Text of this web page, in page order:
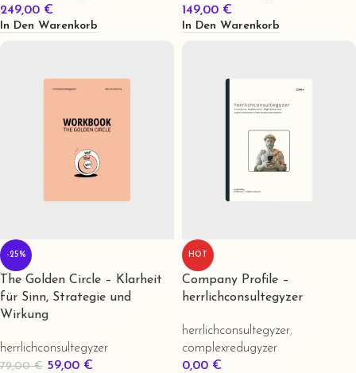
249,00 €
In Den Warenkorb
149,00 €
In Den Warenkorb
-25%
The Golden Circle – Klarheit
für Sinn, Strategie und
Wirkung
herrlichconsultegyzer
79,00€ 59,00 €
HOT
Company Profile –
herrlichconsultegyzer
herrlichconsultegyzer,
complexredugyzer
0,00 €